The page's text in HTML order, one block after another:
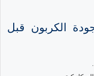
الكربون قبل